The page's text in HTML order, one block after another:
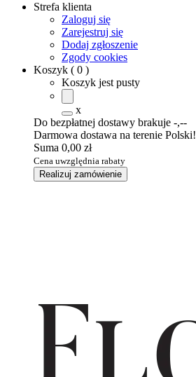
Strefa klienta
Zaloguj się
Zarejestruj się
Dodaj zgłoszenie
Zgody cookies
Koszyk ( 0 )
Koszyk jest pusty
x
Do bezpłatnej dostawy brakuje -,--
Darmowa dostawa na terenie Polski!
Suma 0,00 zł
Cena uwzględnia rabaty
Realizuj zamówienie